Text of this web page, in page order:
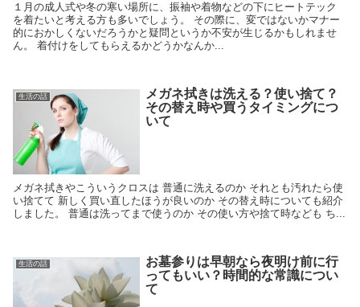
１月の成人式や冬の寒い場所に、振袖や着物などの下にヒートテック
を着たいと考える方も多いでしょう。 その際に、変ではないかマナー
的におかしくないだろうかと疑問というか不安が生じるかもしれませ
ん。 着付けをしてもらえるかどうかなんか...
生活の話
メガネ拭きは洗える？使い捨て？
その替え時や買うタイミングにつ
いて
メガネ拭きやこういうクロスは 普通に洗えるのか それとも汚れたら使
い捨てて 新しく買い直したほうが良いのか その替え時についても紹介
しました。 普通は洗ってまで使うのか その使い方や捨て時なども ち...
生活の話
お墓参りは早朝なら夜明け前に行
ってもいい？時間的な常識につい
て